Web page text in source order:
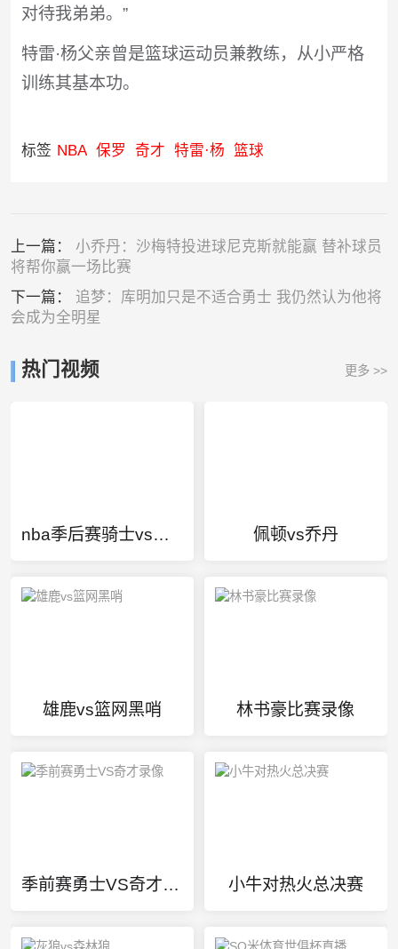
对待我弟弟。”
特雷·杨父亲曾是篮球运动员兼教练，从小严格
训练其基本功。
标签 NBA 保罗 奇才 特雷·杨 篮球
上一篇： 小乔丹：沙梅特投进球尼克斯就能赢 替补球员
将帮你赢一场比赛
下一篇： 追梦：库明加只是不适合勇士 我仍然认为他将
会成为全明星
热门视频 更多 >>
nba季后赛骑士vs开拓者 佩顿vs乔丹
雄鹿vs篮网黑哨 林书豪比赛录像
季前赛勇士VS奇才录像 小牛对热火总决赛